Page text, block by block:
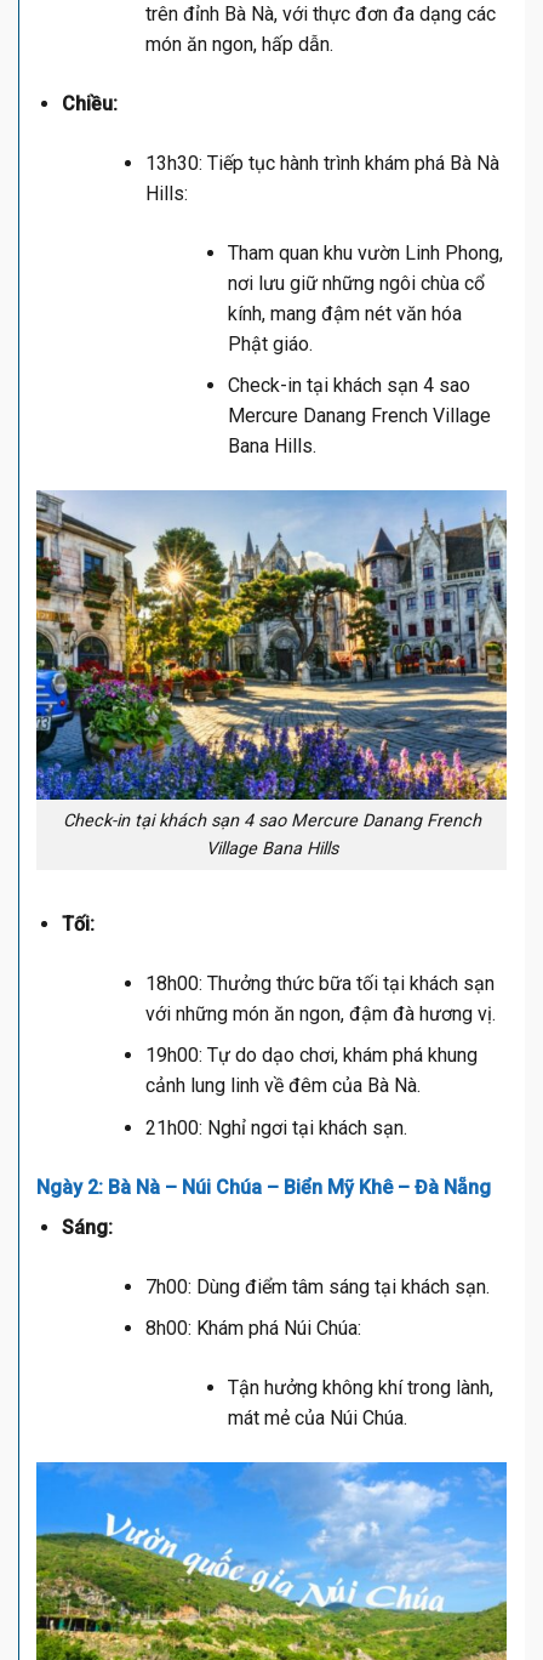
trên đỉnh Bà Nà, với thực đơn đa dạng các
món ăn ngon, hấp dẫn.
Chiều:
13h30: Tiếp tục hành trình khám phá Bà Nà
Hills:
Tham quan khu vườn Linh Phong,
nơi lưu giữ những ngôi chùa cổ
kính, mang đậm nét văn hóa
Phật giáo.
Check-in tại khách sạn 4 sao
Mercure Danang French Village
Bana Hills.
Check-in tại khách sạn 4 sao Mercure Danang French
Village Bana Hills
Tối:
18h00: Thưởng thức bữa tối tại khách sạn
với những món ăn ngon, đậm đà hương vị.
19h00: Tự do dạo chơi, khám phá khung
cảnh lung linh về đêm của Bà Nà.
21h00: Nghỉ ngơi tại khách sạn.
Ngày 2: Bà Nà – Núi Chúa – Biển Mỹ Khê – Đà Nẵng
Sáng:
7h00: Dùng điểm tâm sáng tại khách sạn.
8h00: Khám phá Núi Chúa:
Tận hưởng không khí trong lành,
mát mẻ của Núi Chúa.